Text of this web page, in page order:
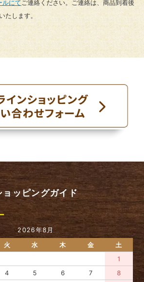
ルにてご連絡ください。ご連絡は、商品到着後
たします。
ョッピングガイド
2026年8月
火 水 木 金
土
1
4 5 6 7
8